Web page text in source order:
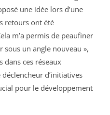
une idée lors d’une
retours ont été
m’a permis de peaufiner
sous un angle nouveau »,
dans ces réseaux
d’initiatives
pour le développement